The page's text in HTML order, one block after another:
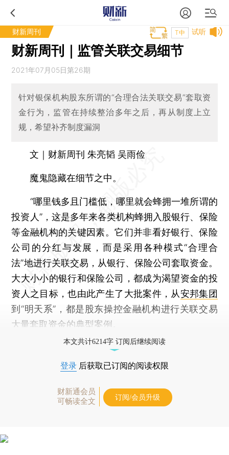
财新周刊 试听
T中
财新周刊｜监管关联交易细节
2021年07月05日第26期
针对银保机构股东所谓的“合理合法关联交易”套取资
金行为，监管在持续整治多年之后，再从制度上立
规，希望补齐制度漏洞
文｜财新周刊 朱亮韬 吴雨俭
魔鬼隐藏在细节之中。
“哪里钱多且门槛低，哪里就会蜂拥一堆所谓的
投资人”，这是多年来各类机构蜂拥入股银行、保险
等金融机构的关键因素。它们并非看好银行、保险
公司的分红与发展，而是采用各种模式“合理合
法”地进行关联交易，从银行、保险公司套取资金。
大大小小的银行和保险公司，都成为渴望资金的投
资人之目标，也由此产生了大批案件，从安邦集团
到“明天系”，都是股东操控金融机构进行关联交易
大量套取资金的典型案例。
本文共计6214字 订阅后继续阅读
登录 后获取已订阅的阅读权限
财新通会员
可畅读全文
订阅/会员升级